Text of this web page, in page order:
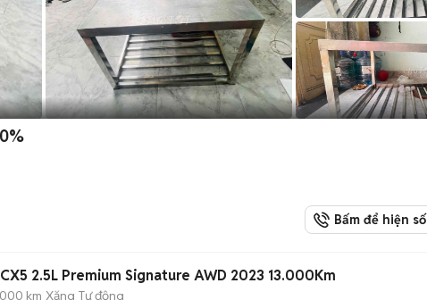
Bấm để hiện số
2.5L Premium Signature AWD 2023 13.000Km
km Xăng Tự động